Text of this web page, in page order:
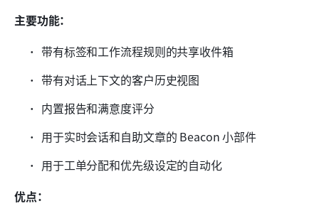
主要功能：
带有标签和工作流程规则的共享收件箱
带有对话上下文的客户历史视图
内置报告和满意度评分
用于实时会话和自助文章的 Beacon 小部件
用于工单分配和优先级设定的自动化
优点：